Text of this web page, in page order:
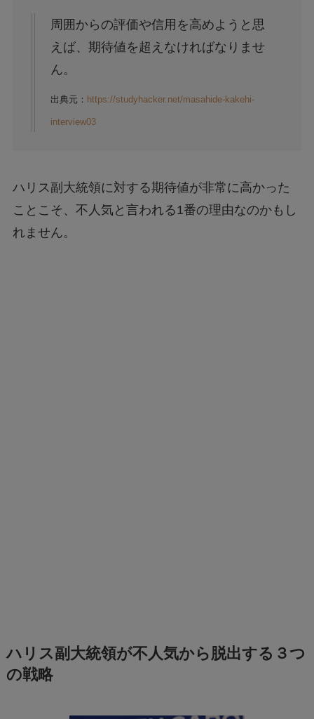
周囲からの評価や信用を高めようと思
えば、期待値を超えなければなりませ
ん。
出典元： https://studyhacker.net/masahide-kakehi-
interview03
ハリス副大統領に対する期待値が非常に高かった
ことこそ、不人気と言われる1番の理由なのかもし
れません。
ハリス副大統領が不人気から脱出する３つ
の戦略